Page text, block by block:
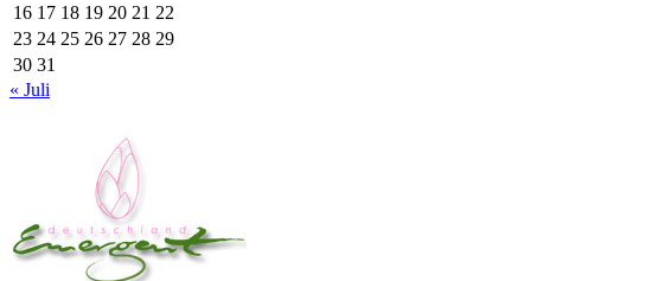
16 17 18 19 20 21 22
23 24 25 26 27 28 29
30 31
« Juli